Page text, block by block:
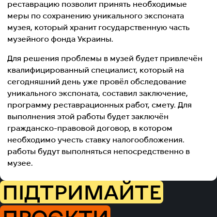
реставрацию позволит принять необходимые
меры по сохранению уникального экспоната
музея, который хранит государственную часть
музейного фонда Украины.
Для решения проблемы в музей будет привлечён
квалифицированный специалист, который на
сегодняшний день уже провёл обследование
уникального экспоната, составил заключение,
программу реставрационных работ, смету. Для
выполнения этой работы будет заключён
гражданско-правовой договор, в котором
необходимо учесть ставку налогообложения.
работы будут выполняться непосредственно в
музее.
ПІДТРИМАЙТЕ